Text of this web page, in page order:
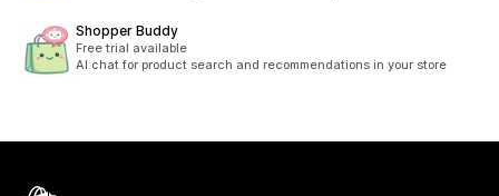
Shopper Buddy
Free trial available
AI chat for product search and recommendations in your store